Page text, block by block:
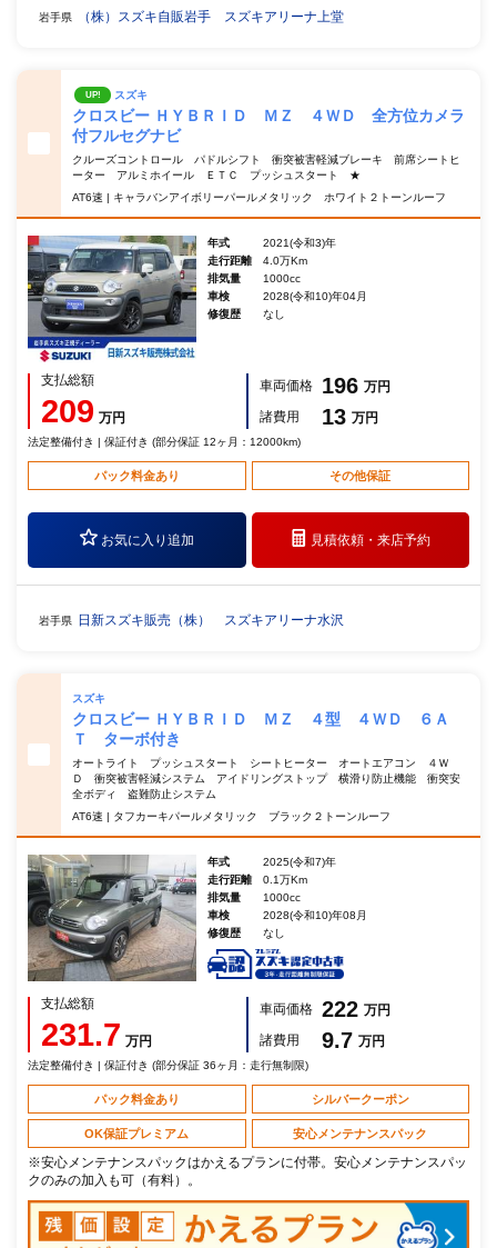
岩手県 （株）スズキ自販岩手 スズキアリーナ上堂
UP! スズキ
クロスビー ＨＹＢＲＩＤ ＭＺ ４ＷＤ 全方位カメラ
付フルセグナビ
クルーズコントロール パドルシフト 衝突被害軽減ブレーキ 前席シートヒ
ーター アルミホイール ＥＴＣ プッシュスタート ★
AT6速 | キャラバンアイボリーパールメタリック ホワイト２トーンルーフ
年式
2021(令和3)年
走行距離
4.0万Km
排気量
1000cc
車検
2028(令和10)年04月
修復歴
なし
支払総額
209 万円
車両価格 196 万円
諸費用
13 万円
法定整備付き | 保証付き (部分保証 12ヶ月：12000km)
パック料金あり その他保証
お気に入り追加 見積依頼・来店予約
岩手県 日新スズキ販売（株） スズキアリーナ水沢
スズキ
クロスビー ＨＹＢＲＩＤ ＭＺ ４型 ４ＷＤ ６Ａ
Ｔ ターボ付き
オートライト プッシュスタート シートヒーター オートエアコン ４Ｗ
Ｄ 衝突被害軽減システム アイドリングストップ 横滑り防止機能 衝突安
全ボディ 盗難防止システム
AT6速 | タフカーキパールメタリック ブラック２トーンルーフ
年式
2025(令和7)年
走行距離
0.1万Km
排気量
1000cc
車検
2028(令和10)年08月
修復歴
なし
支払総額
231.7 万円
車両価格 222 万円
諸費用
9.7 万円
法定整備付き | 保証付き (部分保証 36ヶ月：走行無制限)
パック料金あり シルバークーポン
OK保証プレミアム 安心メンテナンスパック
※安心メンテナンスパックはかえるプランに付帯。安心メンテナンスパッ
クのみの加入も可（有料）。